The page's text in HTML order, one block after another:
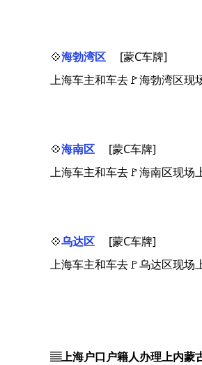
💠海勃湾区
[蒙C车牌]
上海车主和车去🚩海勃湾区现
💠海南区
[蒙C车牌]
上海车主和车去🚩海南区现场
💠乌达区
[蒙C车牌]
上海车主和车去🚩乌达区现场
▤上海户口户籍人办理上内蒙